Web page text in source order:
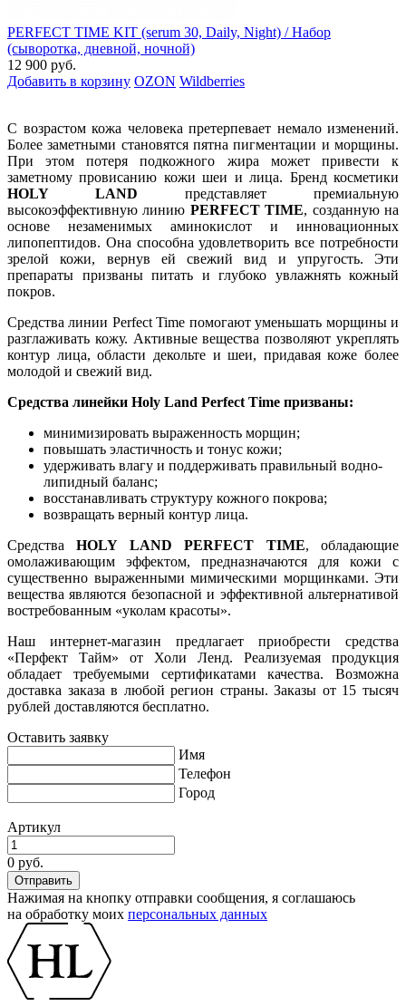
PERFECT TIME KIT (serum 30, Daily, Night) / Набор
(сыворотка, дневной, ночной)
12 900 руб.
Добавить в корзину OZON Wildberries
С возрастом кожа человека претерпевает немало изменений.
Более заметными становятся пятна пигментации и морщины.
При этом потеря подкожного жира может привести к
заметному провисанию кожи шеи и лица. Бренд косметики
HOLY LAND представляет премиальную
высокоэффективную линию PERFECT TIME, созданную на
основе незаменимых аминокислот и инновационных
липопептидов. Она способна удовлетворить все потребности
зрелой кожи, вернув ей свежий вид и упругость. Эти
препараты призваны питать и глубоко увлажнять кожный
покров.
Средства линии Perfect Time помогают уменьшать морщины и
разглаживать кожу. Активные вещества позволяют укреплять
контур лица, области декольте и шеи, придавая коже более
молодой и свежий вид.
Средства линейки Holy Land Perfect Time призваны:
минимизировать выраженность морщин;
повышать эластичность и тонус кожи;
удерживать влагу и поддерживать правильный водно-
липидный баланс;
восстанавливать структуру кожного покрова;
возвращать верный контур лица.
СредстваHOLY LAND PERFECT TIME, обладающие
омолаживающим эффектом, предназначаются для кожи с
существенно выраженными мимическими морщинками. Эти
вещества являются безопасной и эффективной альтернативой
востребованным «уколам красоты».
Наш интернет-магазин предлагает приобрести средства
«Перфект Тайм» от Холи Ленд. Реализуемая продукция
обладает требуемыми сертификатами качества. Возможна
доставка заказа в любой регион страны. Заказы от 15 тысяч
рублей доставляются бесплатно.
Оставить заявку
Имя
Телефон
Город
Артикул
0 руб.
Нажимая на кнопку отправки сообщения, я соглашаюсь
на обработку моих персональных данных